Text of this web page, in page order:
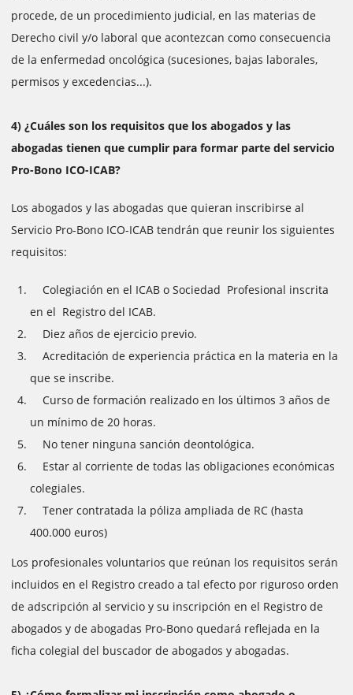
procede, de un procedimiento judicial, en las materias de
Derecho civil y/o laboral que acontezcan como consecuencia
de la enfermedad oncológica (sucesiones, bajas laborales,
permisos y excedencias...).
4) ¿Cuáles son los requisitos que los abogados y las
abogadas tienen que cumplir para formar parte del servicio
Pro-Bono ICO-ICAB?
Los abogados y las abogadas que quieran inscribirse al
Servicio Pro-Bono ICO-ICAB tendrán que reunir los siguientes
requisitos:
Colegiación en el ICAB o Sociedad Profesional inscrita
en el Registro del ICAB.
Diez años de ejercicio previo.
Acreditación de experiencia práctica en la materia en la
que se inscribe.
Curso de formación realizado en los últimos 3 años de
un mínimo de 20 horas.
No tener ninguna sanción deontológica.
Estar al corriente de todas las obligaciones económicas
colegiales.
Tener contratada la póliza ampliada de RC (hasta
400.000 euros)
Los profesionales voluntarios que reúnan los requisitos serán
incluidos en el Registro creado a tal efecto por riguroso orden
de adscripción al servicio y su inscripción en el Registro de
abogados y de abogadas Pro-Bono quedará reflejada en la
ficha colegial del buscador de abogados y abogadas.